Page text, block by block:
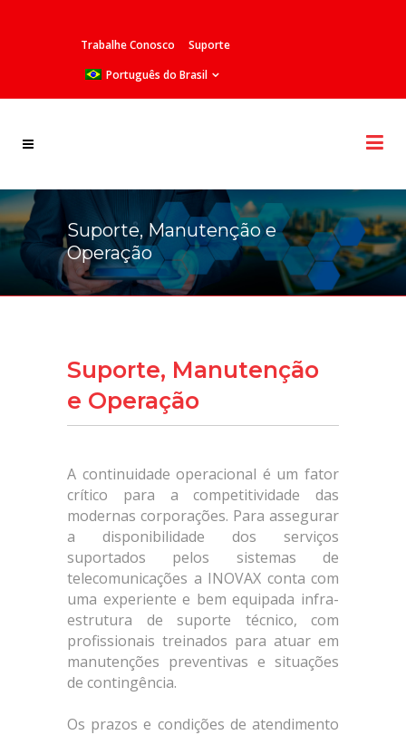
Trabalhe Conosco
Suporte
Português do Brasil
Suporte, Manutenção e
Operação
Suporte, Manutenção
e Operação
A continuidade operacional é um fator
crítico para a competitividade das
modernas corporações. Para assegurar
a disponibilidade dos serviços
suportados pelos sistemas de
telecomunicações a INOVAX conta com
uma experiente e bem equipada infra-
estrutura de suporte técnico, com
profissionais treinados para atuar em
manutenções preventivas e situações
de contingência.
Os prazos e condições de atendimento